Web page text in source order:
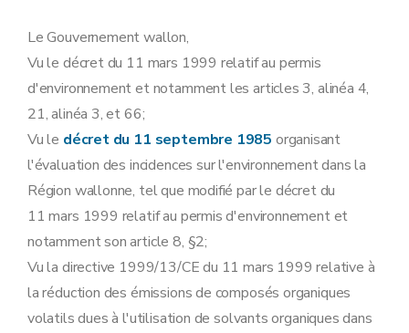
Le Gouvernement wallon,
Vu le décret du 11 mars 1999 relatif au permis
d'environnement et notamment les articles 3, alinéa 4,
21, alinéa 3, et 66;
Vu le décret du 11 septembre 1985 organisant
l'évaluation des incidences sur l'environnement dans la
Région wallonne, tel que modifié par le décret du
11 mars 1999 relatif au permis d'environnement et
notamment son article 8, §2;
Vu la directive 1999/13/CE du 11 mars 1999 relative à
la réduction des émissions de composés organiques
volatils dues à l'utilisation de solvants organiques dans